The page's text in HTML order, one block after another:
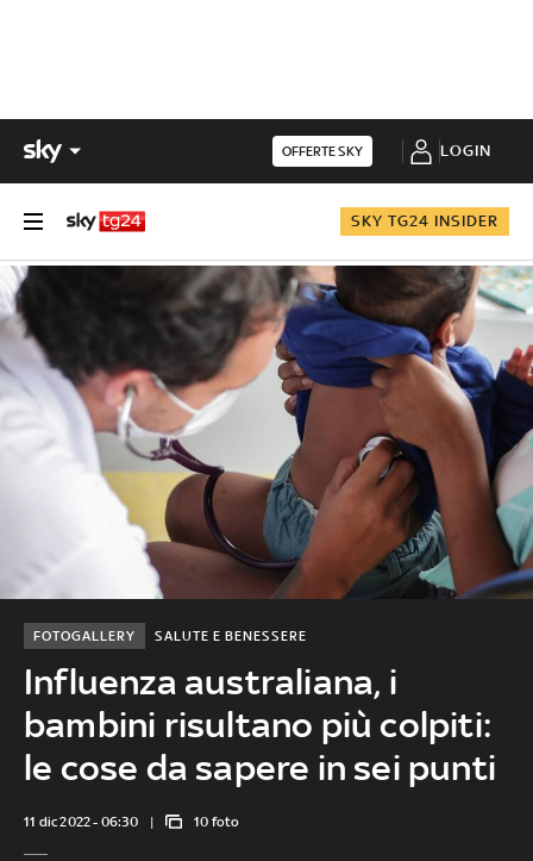
OFFERTE SKY LOGIN
SKY TG24 INSIDER
Influenza australiana, i
bambini risultano più colpiti:
le cose da sapere in sei punti
SALUTE E BENESSERE
FOTOGALLERY
11 dic 2022 - 06:30 10 foto